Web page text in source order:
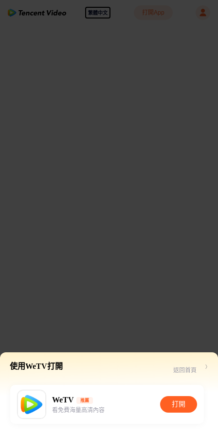
繁體中文 打開App
使用WeTV打開 返回首頁
WeTV 推薦
看免費海量高清內容
打開